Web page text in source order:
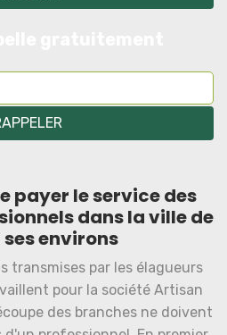
payer le service des
dans la ville de
ses environs
transmises par les élagueurs
pour la société Artisan
des branches ne doivent